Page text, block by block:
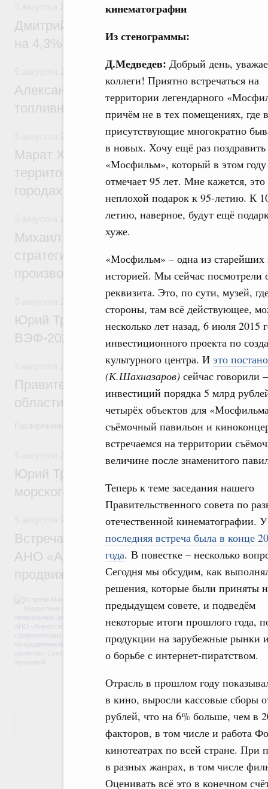
кинематографии
Из стенограммы:
Д.Медведев: Добрый день,
коллеги! Приятно встречаться на
территории легендарного
причём не в тех помещениях, где
присутствующие многократно
в новых. Хочу ещё раз поздравить
«Мосфильм», который в этом году
отмечает 95 лет. Мне кажется, это
неплохой подарок к 95-летию. К
летию, наверное, будут ещё
хуже.
«Мосфильм» – одна из старейших
историей. Мы сейчас посмотрели
реквизита. Это, по сути, музей,
стороны, там всё действующее,
несколько лет назад, 6 июля
инвестиционного проекта по
культурного центра. И это
(К.Шахназаров) сейчас говорили
инвестиций порядка 5 млрд
четырёх объектов для
съёмочный павильон и
встречаемся на территории
величине после знаменитого
Теперь к теме заседания нашего
Правительственного совета по
отечественной кинематографии.
последняя встреча была в конце
года. В повестке – несколько
Сегодня мы обсудим, как
решения, которые были приняты
предыдущем совете, и подведём
некоторые итоги прошлого года,
продукции на зарубежные рынки и
о борьбе с интернет-пиратством.
Отрасль в прошлом году
в кино, выросли кассовые сборы
рублей, что на 6% больше, чем в
факторов, в том числе и работа
кинотеатрах по всей стране.
в разных жанрах, в том числе
Оценивать всё это в конечном
Внутренний и въездной туризм
Дмитрий Чернышенко: Внутренний
на 4,3%, въездной – на 20,1%
Оборот бензина и дизельного топлива
Александр Новак провёл совещание по
топливном рынке
Жилищная политика, рынок жилья
Марат Хуснуллин: Первые проекты
территорий в Донбассе и Новороссии
городах ДНР
Вопросы производительности труда и
Михаил Мишустин дал поручения по
стратегической сессии, посвящённой
производительности труда
Общие вопросы развития ДФО
Юрий Трутнев: Опубликована
ВЭФ-2026
Национальный проект «Экологическое
Правительство увеличило объём
области в рамках федерального
Распоряжение от 3 августа 2026 года №2067-р
Юрий Трутнев: Дноуглубительный флот
морского пути будет создан
Деловая среда. Развитие конкуренции
Встреча Михаила Мишустина с
АНО «Агентство стратегических
продвижению новых проектов»
достижения национальных целей
проектов по улучшению инвестиционного
программы стандарта общественного
экономики. Также речь шла о проектах в
экологии. Отдельно обсуждались
ЕАЭС.
Показать еще